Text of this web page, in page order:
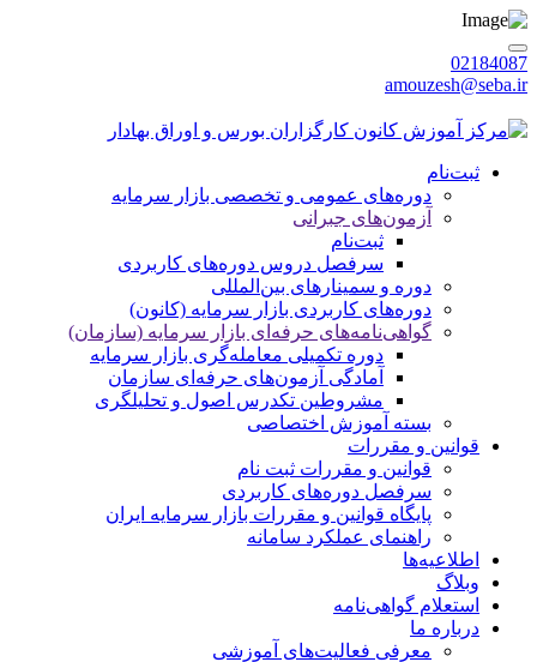
02184087
amouzesh@seba.ir
ثبت‌نام
دوره‌های عمومی و تخصصی بازار سرمایه
آزمون‌های جبرانی
ثبت‌نام
سرفصل دروس دوره‌های کاربردی
دوره‌ و سمینارهای بین‌المللی
دوره‌های کاربردی بازار سرمایه (کانون)
گواهی‌نامه‌های حرفه‌ای بازار سرمایه (سازمان)
دوره تکمیلی معامله‌گری بازار سرمایه
آمادگی آزمون‌های حرفه‌ای سازمان
مشروطین تکدرس اصول و تحلیلگری
بسته‌ آموزش اختصاصی
قوانین و مقررات
قوانین و مقررات ثبت نام
سرفصل دوره‌های کاربردی
پایگاه قوانین و مقررات بازار سرمایه ایران
راهنمای عملکرد سامانه
اطلاعیه‌ها
وبلاگ
استعلام گواهی‌نامه
درباره ما
معرفی فعالیت‌های آموزشی